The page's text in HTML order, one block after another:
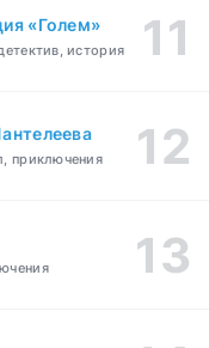
«Голем»
история
приключения